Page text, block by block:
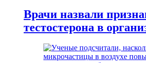
Врачи назвали
тестостерона в